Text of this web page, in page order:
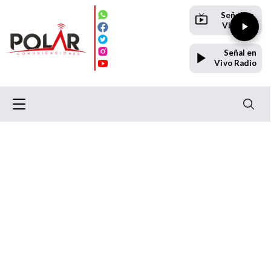
Señal en
Vivo TV
Señal en
Vivo Radio